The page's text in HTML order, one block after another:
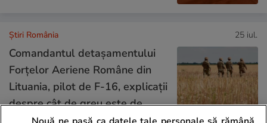
Știri România 25 iul.
Comandantul detașamentului
Forțelor Aeriene Române din
Lituania, pilot de F-16, explicații
despre cât de greu este de
doborât o dronă